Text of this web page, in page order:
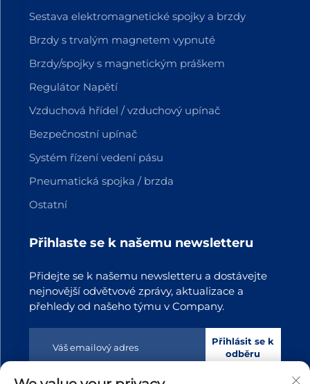
Sestava elektromagnetické spojky a brzdy
Brzdy s trvalým magnetem vypnuté
Brzdy/spojky s magnetickým práškem
Regulátor Napětí
Vzduchová hřídel / vzduchový upínač
Bezpečnostní upínač
Systém řízení vedení pásu
Pneumatická spojka / brzda
Ostatní
Přihlaste se k našemu newsletteru
Přidejte se k našemu newsletteru a dostávejte
nejnovější odvětvové zprávy, aktualizace a
přehledy od našeho týmu v Company.
Přihlásit se k
odběru